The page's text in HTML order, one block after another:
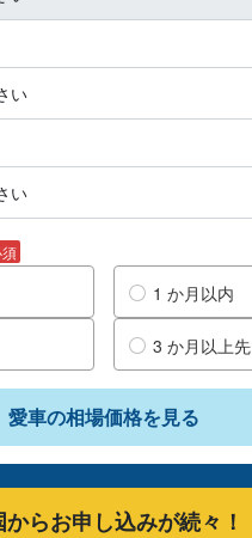
1 か月以内
3 か月以上先
愛車の相場価格を見る
らお申し込みが続々！